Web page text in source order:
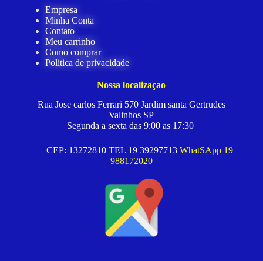
Empresa
Minha Conta
Contato
Meu carrinho
Como comprar
Politica de privacidade
Nossa localizaçao
Rua Jose carlos Ferrari 570 Jardim santa Gertrudes
Valinhos SP
Segunda a sexta das 9:00 as 17:30
CEP: 13272810 TEL 19 39297713 WhatSApp 19
988172020